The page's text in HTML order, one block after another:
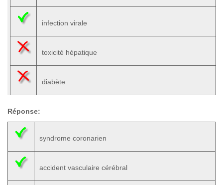
infection virale
toxicité hépatique
diabète
Réponse:
syndrome coronarien
accident vasculaire cérébral